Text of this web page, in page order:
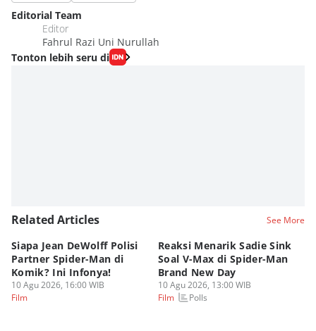
Editorial Team
Editor
Fahrul Razi Uni Nurullah
Tonton lebih seru di
Related Articles See More
Siapa Jean DeWolff Polisi
Partner Spider-Man di
Komik? Ini Infonya!
10 Agu 2026, 16:00 WIB
Film
Reaksi Menarik Sadie Sink
Soal V-Max di Spider-Man
Brand New Day
10 Agu 2026, 13:00 WIB
Film
Polls